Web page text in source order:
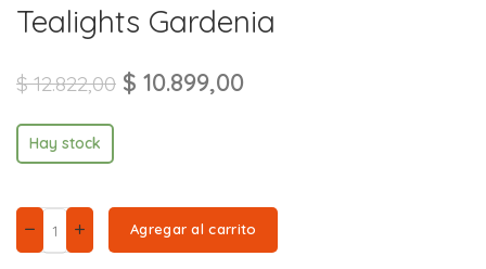
Tealights Gardenia
$12.822,00 $ 10.899,00
Hay stock
Agregar al carrito